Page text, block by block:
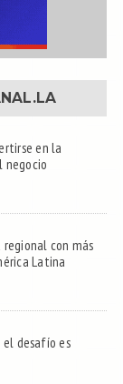
en la
regional con más
Latina
el desafío es